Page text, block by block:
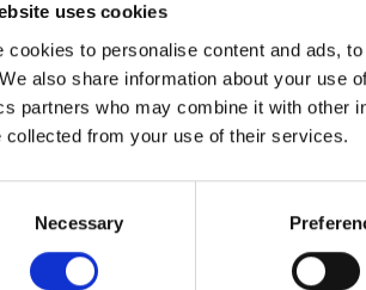
uses cookies
cookies to personalise content and ads,
also share information about your use
partners who may combine it with other
collected from your use of their services.
Necessary
Domyślna
Kolejne
Cennik